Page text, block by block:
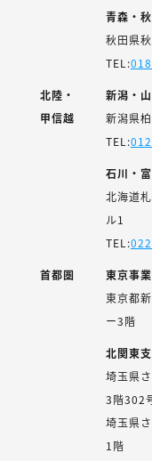
青森・
秋田県
TEL:
北陸・
甲信越
新潟・
新潟県
TEL:
石川・
北海道
ル1
TEL:
首都圏
東京事
東京都
ー3階
北関東
埼玉県
3階302
埼玉県
1階